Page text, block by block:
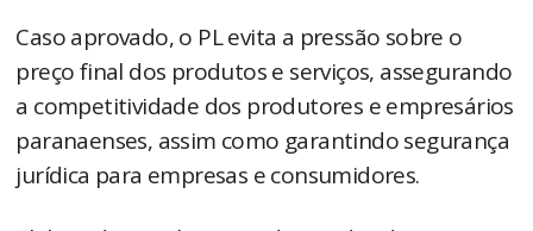
Caso aprovado, o PL evita a pressão sobre o
preço final dos produtos e serviços, assegurando
a competitividade dos produtores e empresários
paranaenses, assim como garantindo segurança
jurídica para empresas e consumidores.